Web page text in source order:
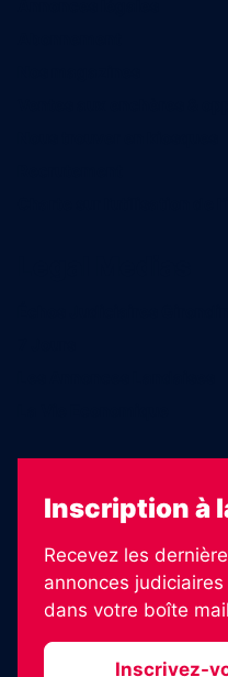
Inscription à
Recevez les
annonces
dans votre boîte
Inscrivez-